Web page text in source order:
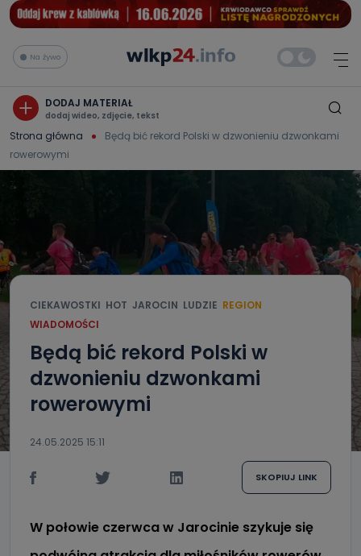
Na żywo
DODAJ MATERIAŁ
dodaj wideo, zdjęcie, tekst
Strona główna
Będą bić rekord Polski w dzwonieniu dzwonkami
rowerowymi
CIEKAWOSTKI HOT JAROCIN LUDZIE REGION
WIADOMOŚCI
Będą bić rekord Polski w
dzwonieniu dzwonkami
rowerowymi
24.05.2025 15:11
SKOPIUJ LINK
W połowie czerwca w Jarocinie szykuje się